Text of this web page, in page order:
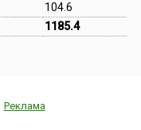
104.6
1185.4
Реклама